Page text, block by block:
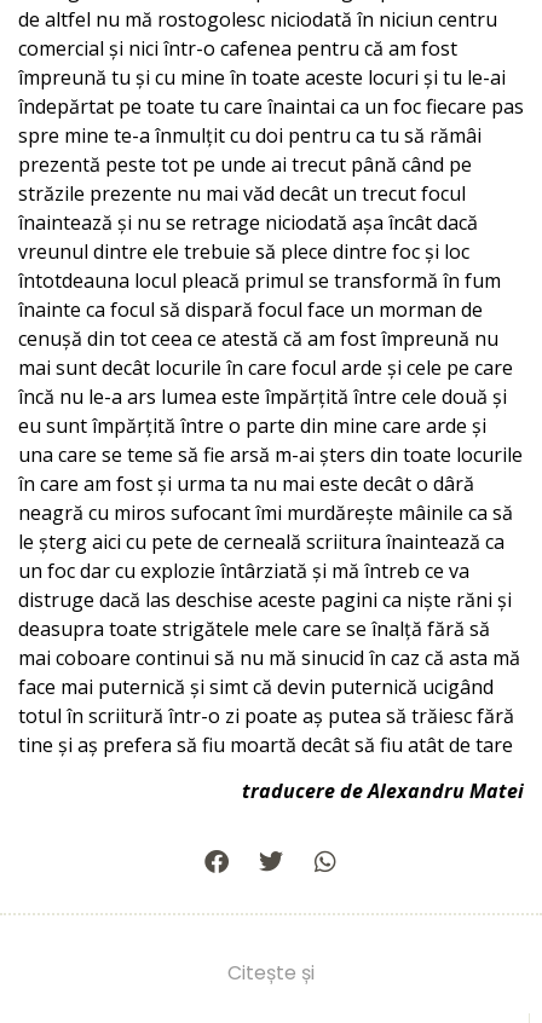
de altfel nu mă rostogolesc niciodată în niciun centru
comercial și nici într-o cafenea pentru că am fost
împreună tu și cu mine în toate aceste locuri și tu le-ai
îndepărtat pe toate tu care înaintai ca un foc fiecare pas
spre mine te-a înmulțit cu doi pentru ca tu să rămâi
prezentă peste tot pe unde ai trecut până când pe
străzile prezente nu mai văd decât un trecut focul
înaintează și nu se retrage niciodată așa încât dacă
vreunul dintre ele trebuie să plece dintre foc și loc
întotdeauna locul pleacă primul se transformă în fum
înainte ca focul să dispară focul face un morman de
cenușă din tot ceea ce atestă că am fost împreună nu
mai sunt decât locurile în care focul arde și cele pe care
încă nu le-a ars lumea este împărțită între cele două și
eu sunt împărțită între o parte din mine care arde și
una care se teme să fie arsă m-ai șters din toate locurile
în care am fost și urma ta nu mai este decât o dâră
neagră cu miros sufocant îmi murdărește mâinile ca să
le șterg aici cu pete de cerneală scriitura înaintează ca
un foc dar cu explozie întârziată și mă întreb ce va
distruge dacă las deschise aceste pagini ca niște răni și
deasupra toate strigătele mele care se înalță fără să
mai coboare continui să nu mă sinucid în caz că asta mă
face mai puternică și simt că devin puternică ucigând
totul în scriitură într-o zi poate aș putea să trăiesc fără
tine și aș prefera să fiu moartă decât să fiu atât de tare
traducere de Alexandru Matei
Citește și